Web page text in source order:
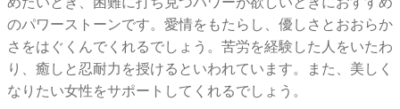
のパワーストーンです。愛情をもたらし、優しさとおおらか
さをはぐくんでくれるでしょう。苦労を経験した人をいたわ
り、癒しと忍耐力を授けるといわれています。また、美しく
なりたい女性をサポートしてくれるでしょう。